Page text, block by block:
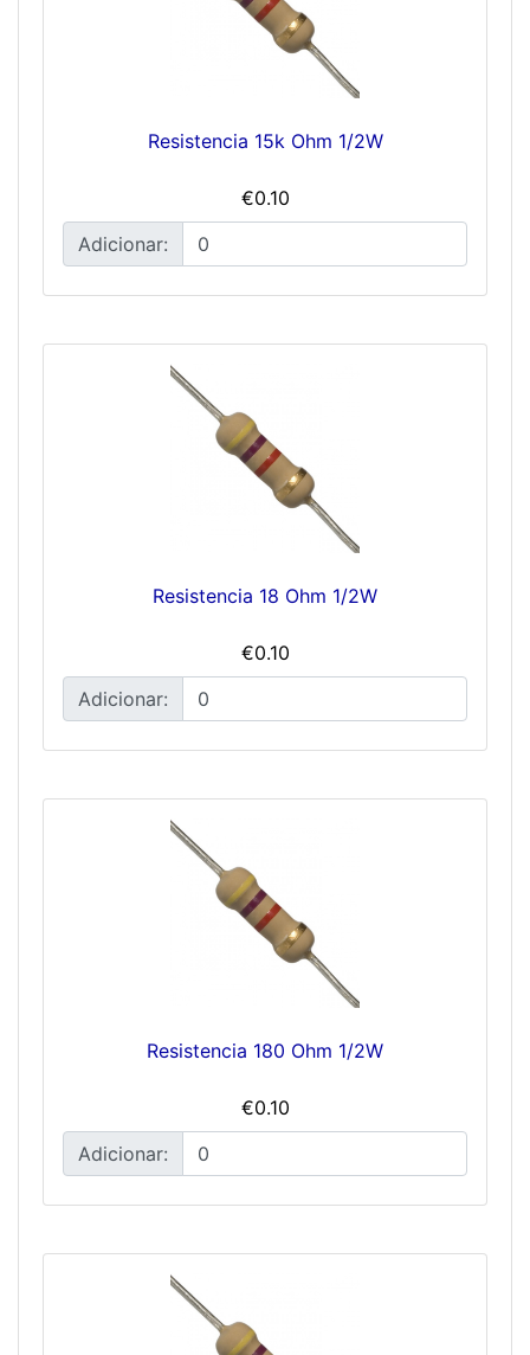
Resistencia 15k Ohm 1/2W
€0.10
Adicionar:
Resistencia 18 Ohm 1/2W
€0.10
Adicionar:
Resistencia 180 Ohm 1/2W
€0.10
Adicionar: